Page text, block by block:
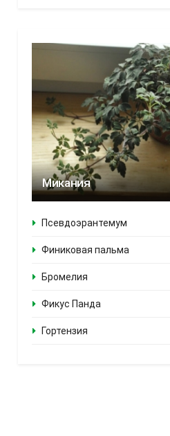
Микания
Псевдоэрантемум
Финиковая пальма
Бромелия
Фикус Панда
Гортензия